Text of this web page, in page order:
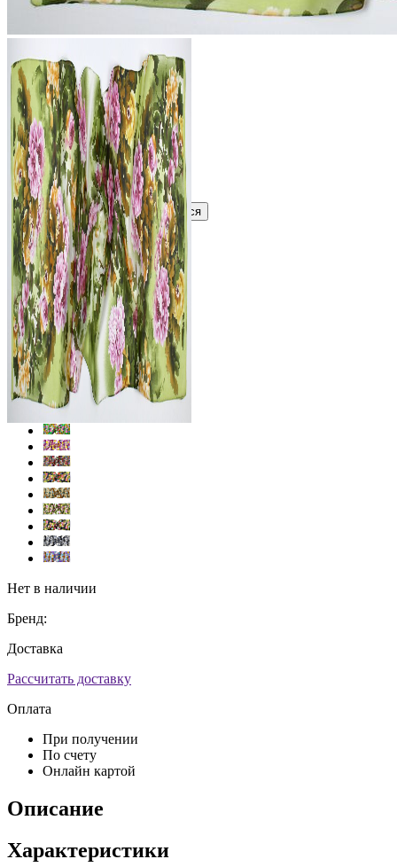
250 ₽
В розницу
Узнать оптовую цену сейчас
Войти Зарегистрироваться
Оптом
Цвет:Оливковый
Нет в наличии
Бренд:
Доставка
Рассчитать доставку
Оплата
При получении
По счету
Онлайн картой
Описание
Характеристики